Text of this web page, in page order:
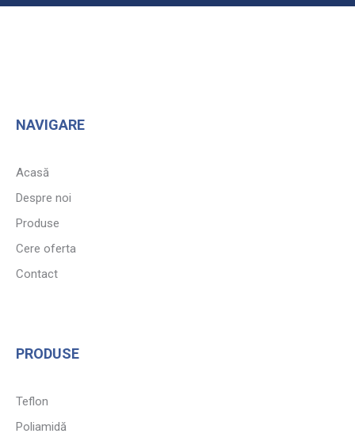
NAVIGARE
Acasă
Despre noi
Produse
Cere oferta
Contact
PRODUSE
Teflon
Poliamidă